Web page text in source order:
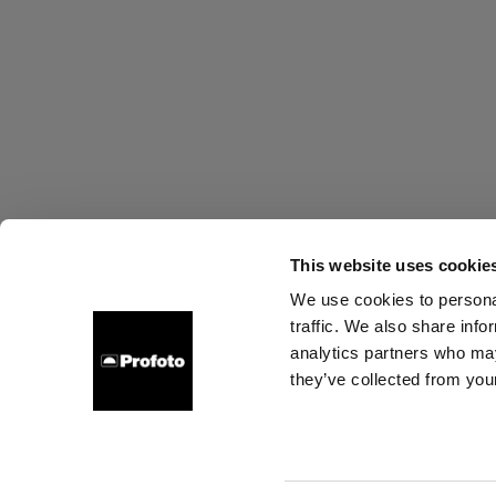
This website uses
We use cookies to
traffic. We also share
analytics partners who
they’ve collected from
Über uns Kontakt Support Karriere Presse